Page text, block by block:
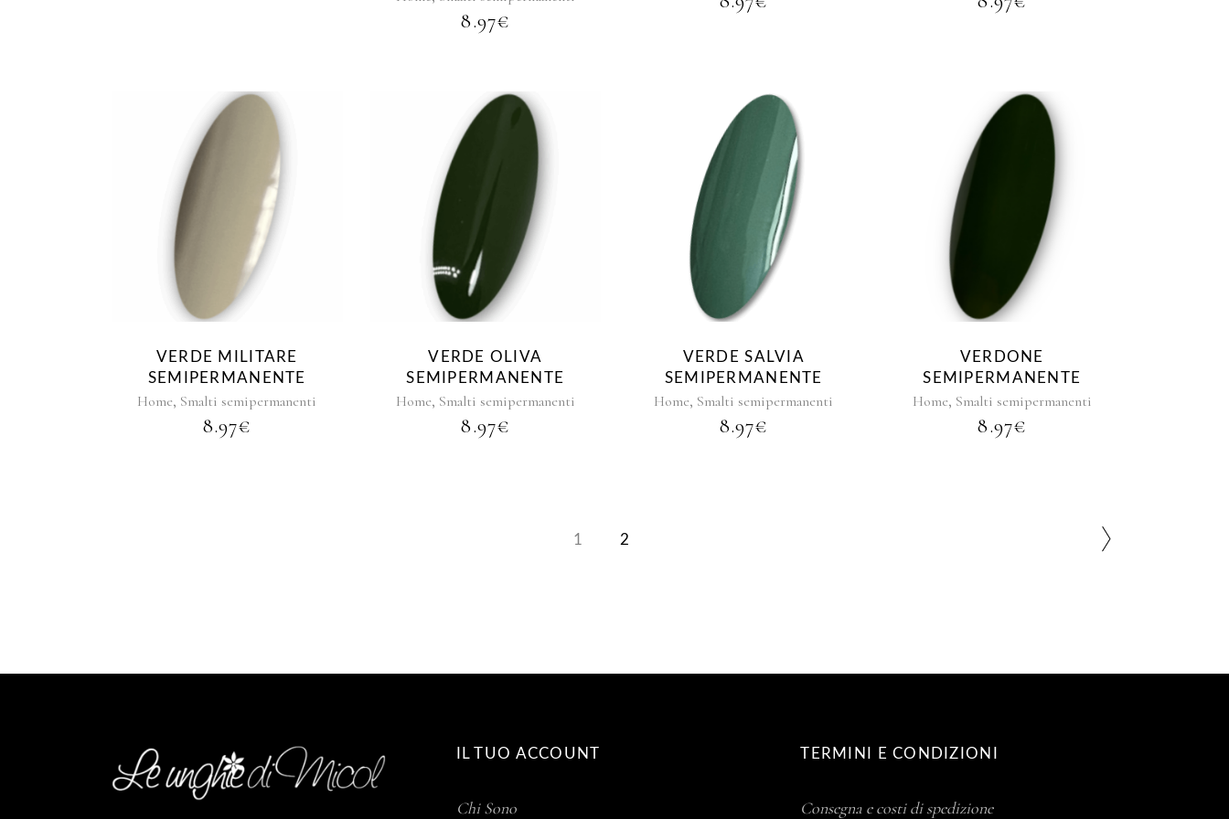
8.97€
VERDE MILITARE
SEMIPERMANENTE
Home, Smalti semipermanenti
8.97€
VERDE OLIVA
SEMIPERMANENTE
Home, Smalti semipermanenti
8.97€
VERDE SALVIA
SEMIPERMANENTE
Home, Smalti semipermanenti
8.97€
VERDONE
SEMIPERMANENTE
Home, Smalti semipermanenti
8.97€
1 2
IL TUO ACCOUNT
Chi Sono
TERMINI E CONDIZIONI
Consegna e costi di spedizione